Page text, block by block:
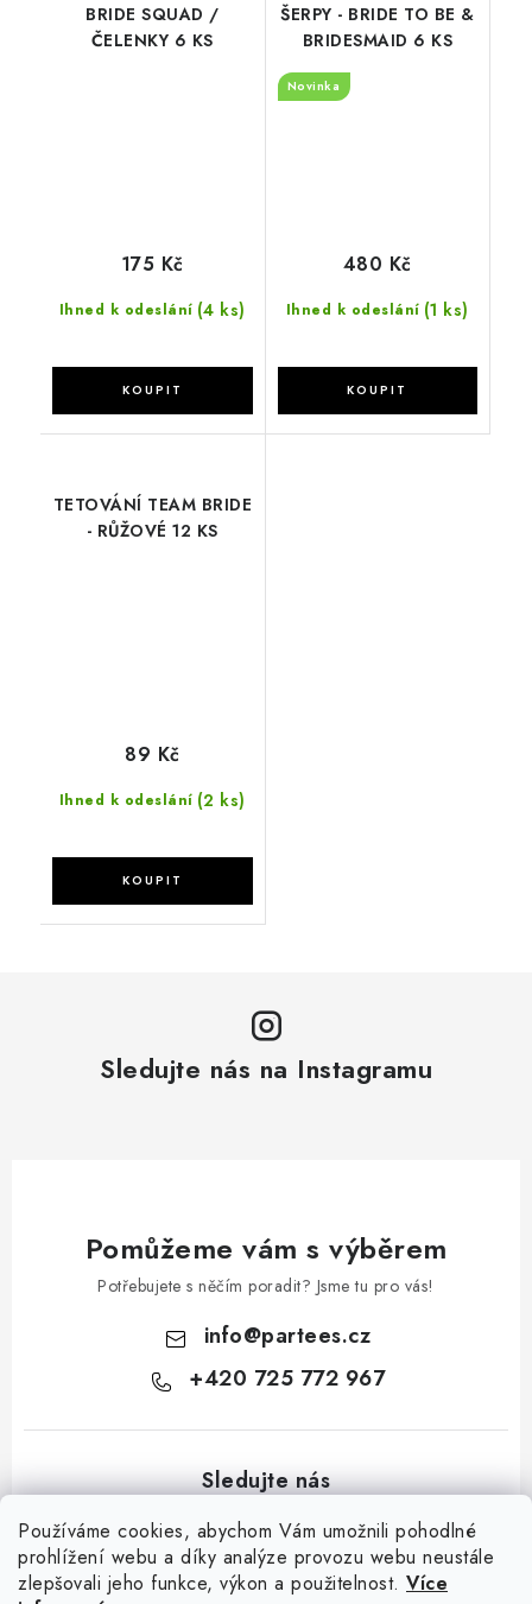
Používáme cookies, abychom Vám umožnili pohodlné
prohlížení webu a díky analýze provozu webu neustále
zlepšovali jeho funkce, výkon a použitelnost. Více
BRIDE SQUAD /
ČELENKY 6 KS
Ihned k odeslání (4 ks)
175 Kč
ŠERPY - BRIDE TO BE &
BRIDESMAID 6 KS
Novinka
Ihned k odeslání (1 ks)
480 Kč
TETOVÁNÍ TEAM BRIDE
- RŮŽOVÉ 12 KS
Ihned k odeslání (2 ks)
89 Kč
Sledujte nás na Instagramu
Pomůžeme vám s výběrem
Potřebujete s něčím poradit? Jsme tu pro vás!
info@partees.cz
+420 725 772 967